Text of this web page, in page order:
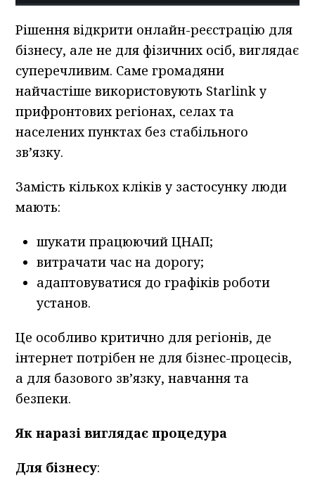
Рішення відкрити онлайн-реєстрацію для
бізнесу, але не для фізичних осіб, виглядає
суперечливим. Саме громадяни
найчастіше використовують Starlink у
прифронтових регіонах, селах та
населених пунктах без стабільного
зв’язку.
Замість кількох кліків у застосунку люди
мають:
шукати працюючий ЦНАП;
витрачати час на дорогу;
адаптовуватися до графіків роботи
установ.
Це особливо критично для регіонів, де
інтернет потрібен не для бізнес-процесів,
а для базового зв’язку, навчання та
безпеки.
Як наразі виглядає процедура
Для бізнесу: